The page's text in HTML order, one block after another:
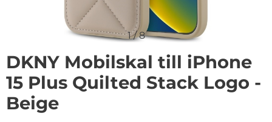
1/8
DKNY Mobilskal till iPhone
15 Plus Quilted Stack Logo -
Beige